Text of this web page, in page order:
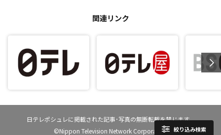
絞り込み検索
関連リンク
日テレポシュレに掲載された記事･写真の無断転載を禁じます。
©Nippon Television Network Corporation